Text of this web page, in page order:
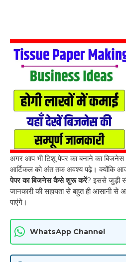
अगर आप भी टिशू पेपर का बनाने का
आर्टिकल को अंत तक अवश्य पढ़े। क्योंकि
पेपर का बिजनेस कैसे शुरू करें? इससे जुड़ी
जानकारी की सहायता से बहुत ही आसानी से
पाएंगे।
WhatsApp Channel